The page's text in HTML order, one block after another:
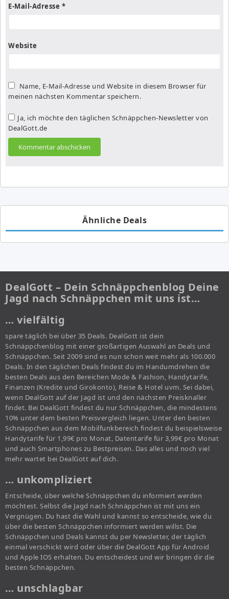
E-Mail-Adresse *
Website
Name, E-Mail-Adresse und Website in diesem Browser für
meinen nächsten Kommentar speichern.
Ja, ich möchte den täglichen Schnäppchen-Newsletter von
DealGott.de
Ähnliche Deals
DealGott – Dein Schnäppchenblog Deine
Jagd nach Schnäppchen mit uns ist…
… vielfältig
spare täglich bei über 35 Deals. DealGott ist dein
Schnäppchenblog mit einer großartigen Auswahl an Deals und
Schnäppchen. Seit 2009 sind es nun schon weit mehr als 100.000
Deals. In den täglichen Deals findest du im Handumdrehen die
besten Deals aus den Bereichen Mode & Fashion, Handytarife,
Finanzen (Kredite und Girokonto), Reise & Hotel uvm. Sei dabei,
wenn DealGott auf der Jagd ist und den nächsten Preisknaller
findet. Bei DealGott findest du nur Schnäppchen, die mindestens
10% unter dem besten Preisvergleich liegen. Unter den besten
Schnäppchen aus dem Mobilfunkbereich findest du beispielsweise
Handytarife für 1,99€ pro Monat, Datentarife für 3,99€ pro Monat
und auch Smartphones zu Bestpreisen. Das alles und noch viel
mehr wartet bei DealGott auf dich.
… unkompliziert
Entscheide, über welche Schnäppchen du informiert werden
möchtest. Selbst die Jagd nach Schnäppchen ist mit uns ein
Vergnügen. Du hast die Wahl und kannst so entscheide, wie du
über die besten Schnäppchen informiert werden willst. Die
Schnäppchen und Deals kannst du per Newsletter, der täglich
einmal verschickt wird oder über die DealGott App für Android
und Apple IOS erhalten. Du entscheidest und wir bringen dir die
besten Schnäppchen.
… unschlagbar